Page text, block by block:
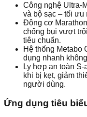
Công nghệ Ultra-
và bộ sạc – tối ưu
Động cơ
chống bụi vượt
tiêu chuẩn.
Hệ thống Metabo
dụng nhanh
Ly hợp an toàn
khi bị kẹt, giảm
người dùng.
Ứng dụng tiêu